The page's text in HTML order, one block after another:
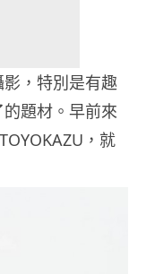
，特別是有趣
題材。早前來
，就